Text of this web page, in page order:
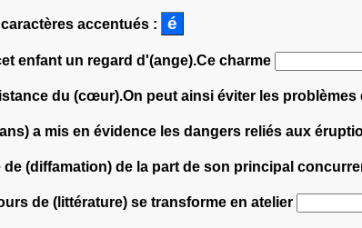
accentués :
enfant un regard d'(ange).Ce charme
du (cœur).On peut ainsi éviter les
a mis en évidence les dangers reliés aux
(diffamation) de la part de son principal
de (littérature) se transforme en atelier